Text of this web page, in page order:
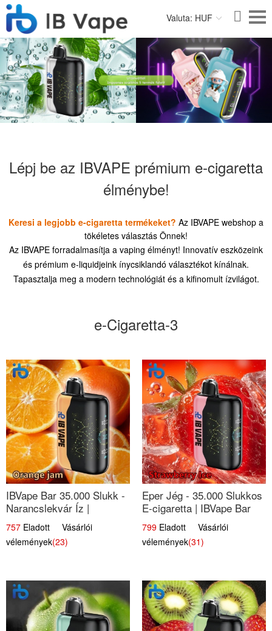
Valuta: HUF
Lépj be az IBVAPE prémium e-cigaretta
élménybe!
Keresi a legjobb e-cigaretta termékeket? Az IBVAPE webshop a
tökéletes választás Önnek!
Az IBVAPE forradalmasítja a vaping élményt! Innovatív eszközeink
és prémium e-liquidjeink ínycsiklandó választékot kínálnak.
Tapasztalja meg a modern technológiát és a kifinomult ízvilágot.
e-Cigaretta-3
IBVape Bar 35.000 Slukk -
Narancslekvár Íz |
Prémium E-cigaretta
757 Eladott Vásárlói
vélemények(23)
Eper Jég - 35.000 Slukkos
E-cigaretta | IBVape Bar
799 Eladott Vásárlói
vélemények(31)